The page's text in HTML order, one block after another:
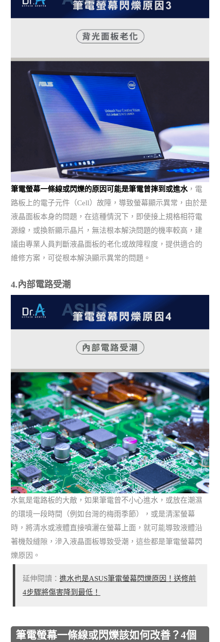
筆電螢幕一條線或閃爍的原因可能是筆電曾摔到或進水，電
路板上的電子元件（Cell）故障，導致螢幕顯示異常，由於是
液晶面板本身的問題，在這種情況下，即使接上規格相符電
源線，或換新顯示晶片，無法根本解決問題的機率較高，建
議由專業人員判斷液晶面板的老化或故障程度，提供適合的
維修方案，可從根本解決顯示異常的問題。
4.內部電路受潮
水氣是電路板的大敵，如果筆電曾不小心進水，或放在潮濕
的環境一段時間（例如台灣的梅雨季節），或是清潔螢幕
時，將清水或液體直接噴灑在螢幕上面，就可能導致液體沿
著機殼縫隙，滲入液晶面板導致受潮，這些都是筆電螢幕閃
爍原因。
延伸閱讀：進水也是ASUS筆電螢幕閃爍原因！送修前
4步驟將傷害降到最低！
筆電螢幕一條線或閃爍該如何改善？4個